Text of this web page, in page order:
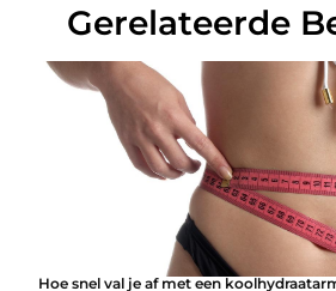
Gerelateerde
Hoe snel val je af met een